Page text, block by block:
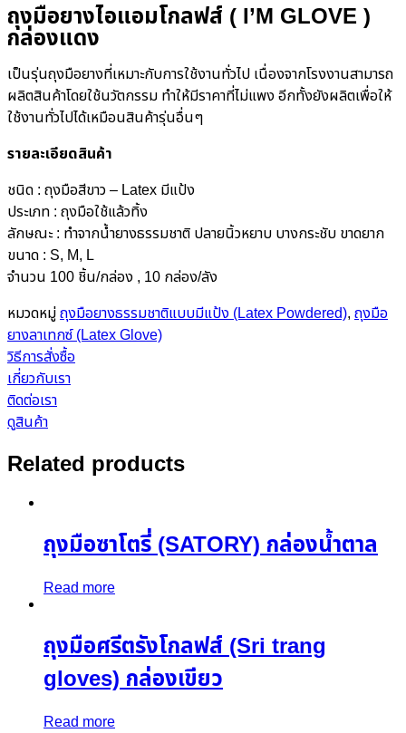
ถุงมือยางไอแอมโกลฟส์ ( I’M GLOVE )
กล่องแดง
เป็นรุ่นถุงมือยางที่เหมาะกับการใช้งานทั่วไป เนื่องจากโรงงานสามารถ
ผลิตสินค้าโดยใช้นวัตกรรม ทำให้มีราคาที่ไม่แพง อีกทั้งยังผลิตเพื่อให้
ใช้งานทั่วไปได้เหมือนสินค้ารุ่นอื่นๆ
รายละเอียดสินค้า
ชนิด : ถุงมือสีขาว – Latex มีแป้ง
ประเภท : ถุงมือใช้แล้วทิ้ง
ลักษณะ : ทำจากน้ำยางธรรมชาติ ปลายนิ้วหยาบ บางกระชับ ขาดยาก
ขนาด : S, M, L
จำนวน 100 ชิ้น/กล่อง , 10 กล่อง/ลัง
หมวดหมู่ ถุงมือยางธรรมชาติแบบมีแป้ง (Latex Powdered), ถุงมือ
ยางลาเทกซ์ (Latex Glove)
วิธีการสั่งซื้อ
เกี่ยวกับเรา
ติดต่อเรา
ดูสินค้า
Related products
ถุงมือซาโตรี่ (SATORY) กล่องน้ำตาล
Read more
ถุงมือศรีตรังโกลฟส์ (Sri trang
gloves) กล่องเขียว
Read more